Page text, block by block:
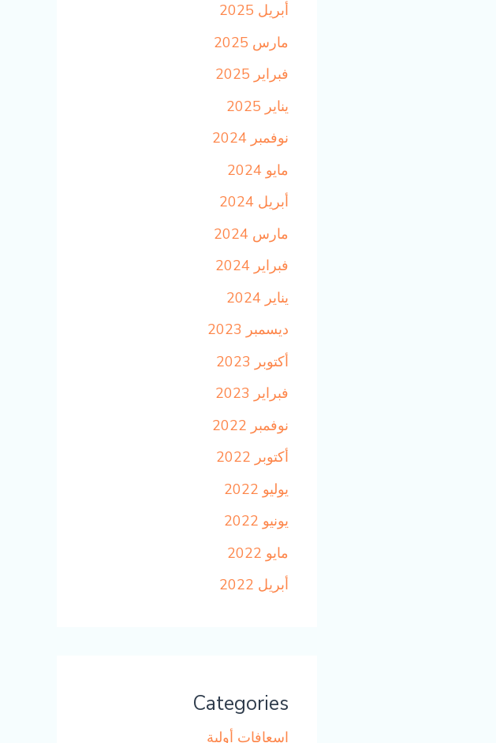
أبريل 2025
مارس 2025
فبراير 2025
يناير 2025
نوفمبر 2024
مايو 2024
أبريل 2024
مارس 2024
فبراير 2024
يناير 2024
ديسمبر 2023
أكتوبر 2023
فبراير 2023
نوفمبر 2022
أكتوبر 2022
يوليو 2022
يونيو 2022
مايو 2022
أبريل 2022
Categories
اسعافات أولية